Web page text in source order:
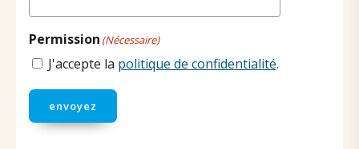
Permission (Nécessaire)
J'accepte la politique de confidentialité.
envoyez